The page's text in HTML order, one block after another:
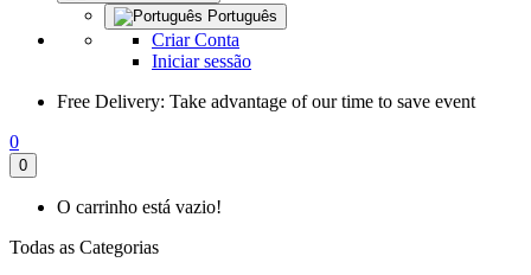
Português
Criar Conta
Iniciar sessão
Free Delivery: Take advantage of our time to save event
0
0
O carrinho está vazio!
Todas as Categorias